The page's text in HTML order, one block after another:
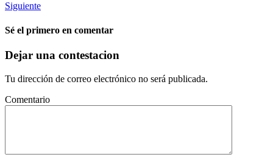
Siguiente
Sé el primero en comentar
Dejar una contestacion
Tu dirección de correo electrónico no será publicada.
Comentario